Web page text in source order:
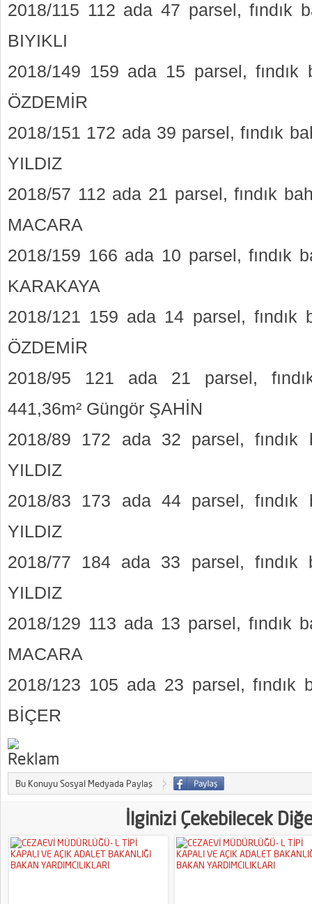
2018/115 112 ada 47 parsel, fındık
BIYIKLI
2018/149 159 ada 15 parsel, fındık
ÖZDEMİR
2018/151 172 ada 39 parsel, fındık
YILDIZ
2018/57 112 ada 21 parsel, fındık
MACARA
2018/159 166 ada 10 parsel, fındık
KARAKAYA
2018/121 159 ada 14 parsel, fındık
ÖZDEMİR
2018/95 121 ada 21 parsel,
441,36m² Güngör ŞAHİN
2018/89 172 ada 32 parsel, fındık
YILDIZ
2018/83 173 ada 44 parsel, fındık
YILDIZ
2018/77 184 ada 33 parsel, fındık
YILDIZ
2018/129 113 ada 13 parsel, fındık
MACARA
2018/123 105 ada 23 parsel, fındık
BİÇER
Bu Konuyu Sosyal Medyada Paylaş
İlginizi Çekebilecek